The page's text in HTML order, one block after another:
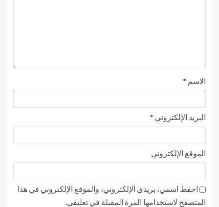
الاسم *
البريد الإلكتروني *
الموقع الإلكتروني
احفظ اسمي، بريدي الإلكتروني، والموقع الإلكتروني في هذا
المتصفح لاستخدامها المرة المقبلة في تعليقي.